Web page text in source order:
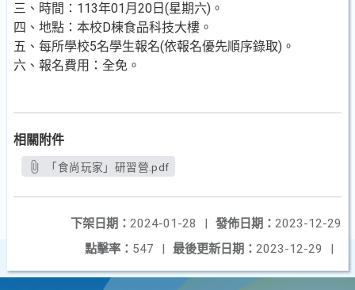
三、時間：113年01月20日(星期六)。
四、地點：本校D棟食品科技大樓。
五、每所學校5名學生報名(依報名優先順序錄取)。
六、報名費用：全免。
相關附件
「食尚玩家」研習營.pdf
發佈日期： 2023-12-29
下架日期： 2024-01-28
|
最後更新日期： 2023-12-29 |
點擊率： 547 |